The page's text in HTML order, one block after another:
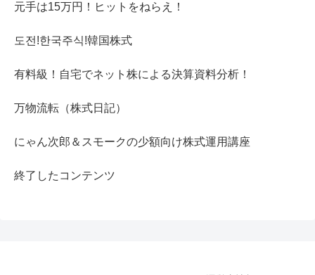
元手は15万円！ヒットをねらえ！
도전!한국주식!韓国株式
有料級！自宅でネット株による決算資料分析！
万物流転（株式日記）
にゃん次郎＆スモークの少額向け株式運用講座
終了したコンテンツ